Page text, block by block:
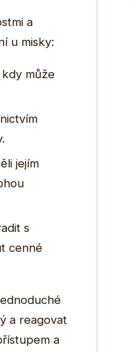
a
u misky:
může
jejím
s
cenné
a reagovat
a